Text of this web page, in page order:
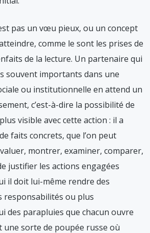
pas un vœu pieux, ou un concept
comme le sont les prises de
de la lecture. Un partenaire qui
souvent importants dans une
ou institutionnelle en attend un
c’est-à-dire la possibilité de
visible avec cette action : il a
faits concrets, que l’on peut
montrer, examiner, comparer,
justifier les actions engagées
il doit lui-même rendre des
responsabilités ou plus
des parapluies que chacun ouvre
une sorte de poupée russe où